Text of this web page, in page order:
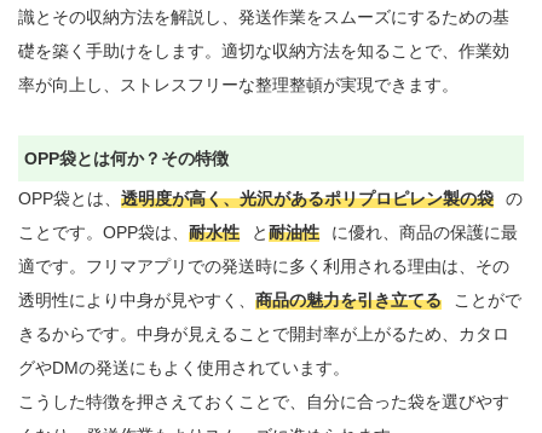
識とその収納方法を解説し、発送作業をスムーズにするための基
礎を築く手助けをします。適切な収納方法を知ることで、作業効
率が向上し、ストレスフリーな整理整頓が実現できます。
OPP袋とは何か？その特徴
OPP袋とは、 透明度が高く、光沢があるポリプロピレン製の袋
の
ことです。OPP袋は、 耐水性 と耐油性
に優れ、商品の保護に最
適です。フリマアプリでの発送時に多く利用される理由は、その
透明性により中身が見やすく、 商品の魅力を引き立てる
ことがで
きるからです。中身が見えることで開封率が上がるため、カタロ
グやDMの発送にもよく使用されています。
こうした特徴を押さえておくことで、自分に合った袋を選びやす